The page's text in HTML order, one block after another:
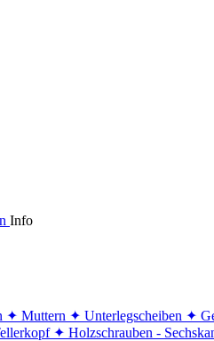
Info
✦ Muttern ✦ Unterlegscheiben ✦
✦ Holzschrauben -